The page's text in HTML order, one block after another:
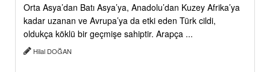
Orta Asya’dan Batı Asya’ya, Anadolu’dan Kuzey Afrika’ya
kadar uzanan ve Avrupa’ya da etki eden Türk cildi,
oldukça köklü bir geçmişe sahiptir. Arapça ...
Hilal DOĞAN